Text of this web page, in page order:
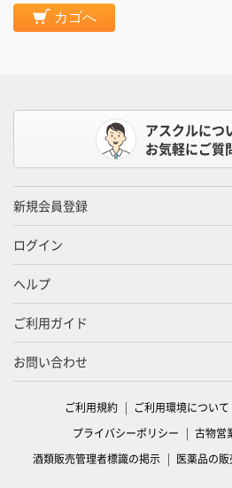
カゴへ
アスクルにつ
お気軽にご質
新規会員登録
ログイン
ヘルプ
ご利用ガイド
お問い合わせ
ご利用規約 ご利用環境について
プライバシーポリシー
古物営
酒類販売管理者標識の掲示
医薬品の